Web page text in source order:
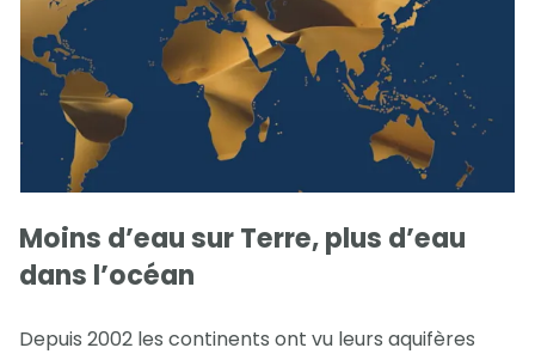
Moins d’eau sur Terre, plus d’eau
dans l’océan
Depuis 2002 les continents ont vu leurs aquifères